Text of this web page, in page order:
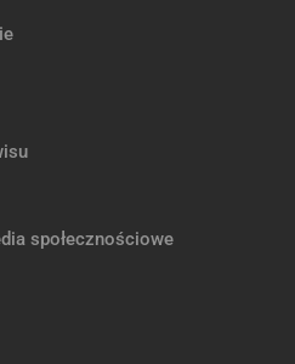
społecznościowe